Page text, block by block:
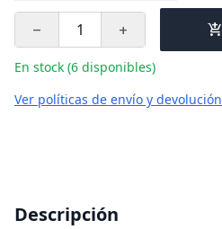
remove add add_shopping_cart
En stock (6 disponibles)
Ver políticas de envío y devolución
Descripción